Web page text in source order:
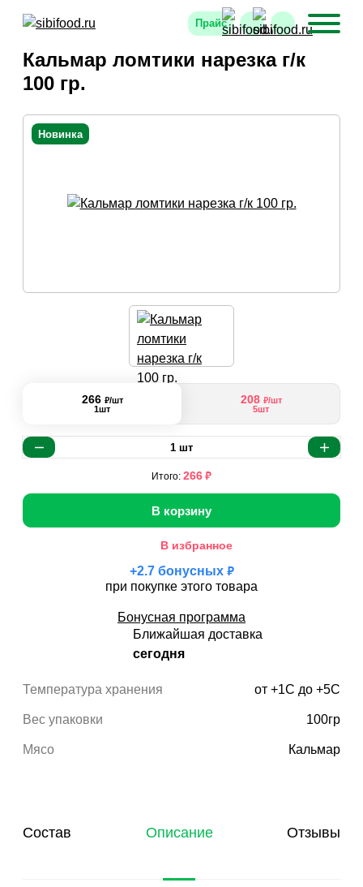
Прайс
Кальмар ломтики нарезка г/к
100 гр.
Новинка
Температура хранения от +1С до +5С
Вес упаковки 100гр
Мясо Кальмар
266 ₽/шт
1шт
208 ₽/шт
5шт
1 шт
Итого: 266₽
В корзину
В избранное
+2.7бонусных ₽
при покупке этого товара
Бонусная программа
Ближайшая доставка
сегодня
Состав Описание Отзывы